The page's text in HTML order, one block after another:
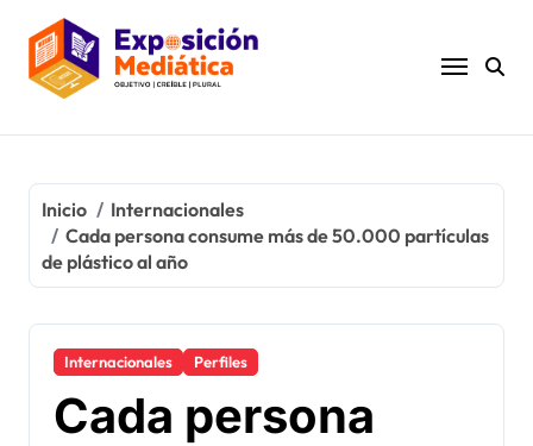
contenido
Inicio
Internacionales
Cada persona consume más de 50.000 partículas
de plástico al año
Internacionales Perfiles
Cada persona